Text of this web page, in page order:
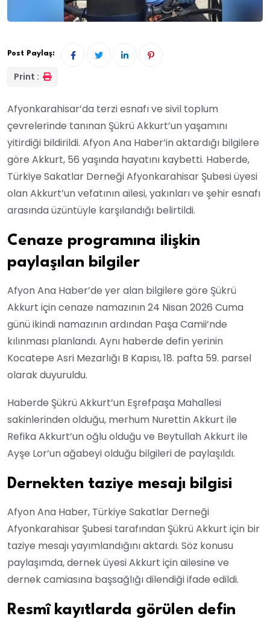
Post Paylaş:
Print :
Afyonkarahisar’da terzi esnafı ve sivil toplum
çevrelerinde tanınan Şükrü Akkurt’un yaşamını
yitirdiği bildirildi. Afyon Ana Haber’in aktardığı bilgilere
göre Akkurt, 56 yaşında hayatını kaybetti. Haberde,
Türkiye Sakatlar Derneği Afyonkarahisar Şubesi üyesi
olan Akkurt’un vefatının ailesi, yakınları ve şehir esnafı
arasında üzüntüyle karşılandığı belirtildi.
Cenaze programına ilişkin
paylaşılan bilgiler
Afyon Ana Haber’de yer alan bilgilere göre Şükrü
Akkurt için cenaze namazının 24 Nisan 2026 Cuma
günü ikindi namazının ardından Paşa Camii’nde
kılınması planlandı. Aynı haberde defin yerinin
Kocatepe Asri Mezarlığı B Kapısı, 18. pafta 59. parsel
olarak duyuruldu.
Haberde Şükrü Akkurt’un Eşrefpaşa Mahallesi
sakinlerinden olduğu, merhum Nurettin Akkurt ile
Refika Akkurt’un oğlu olduğu ve Beytullah Akkurt ile
Ayşe Lor’un ağabeyi olduğu bilgileri de paylaşıldı.
Dernekten taziye mesajı bilgisi
Afyon Ana Haber, Türkiye Sakatlar Derneği
Afyonkarahisar Şubesi tarafından Şükrü Akkurt için bir
taziye mesajı yayımlandığını aktardı. Söz konusu
paylaşımda, dernek üyesi Akkurt için ailesine ve
dernek camiasına başsağlığı dilendiği ifade edildi.
Resmî kayıtlarda görülen defin